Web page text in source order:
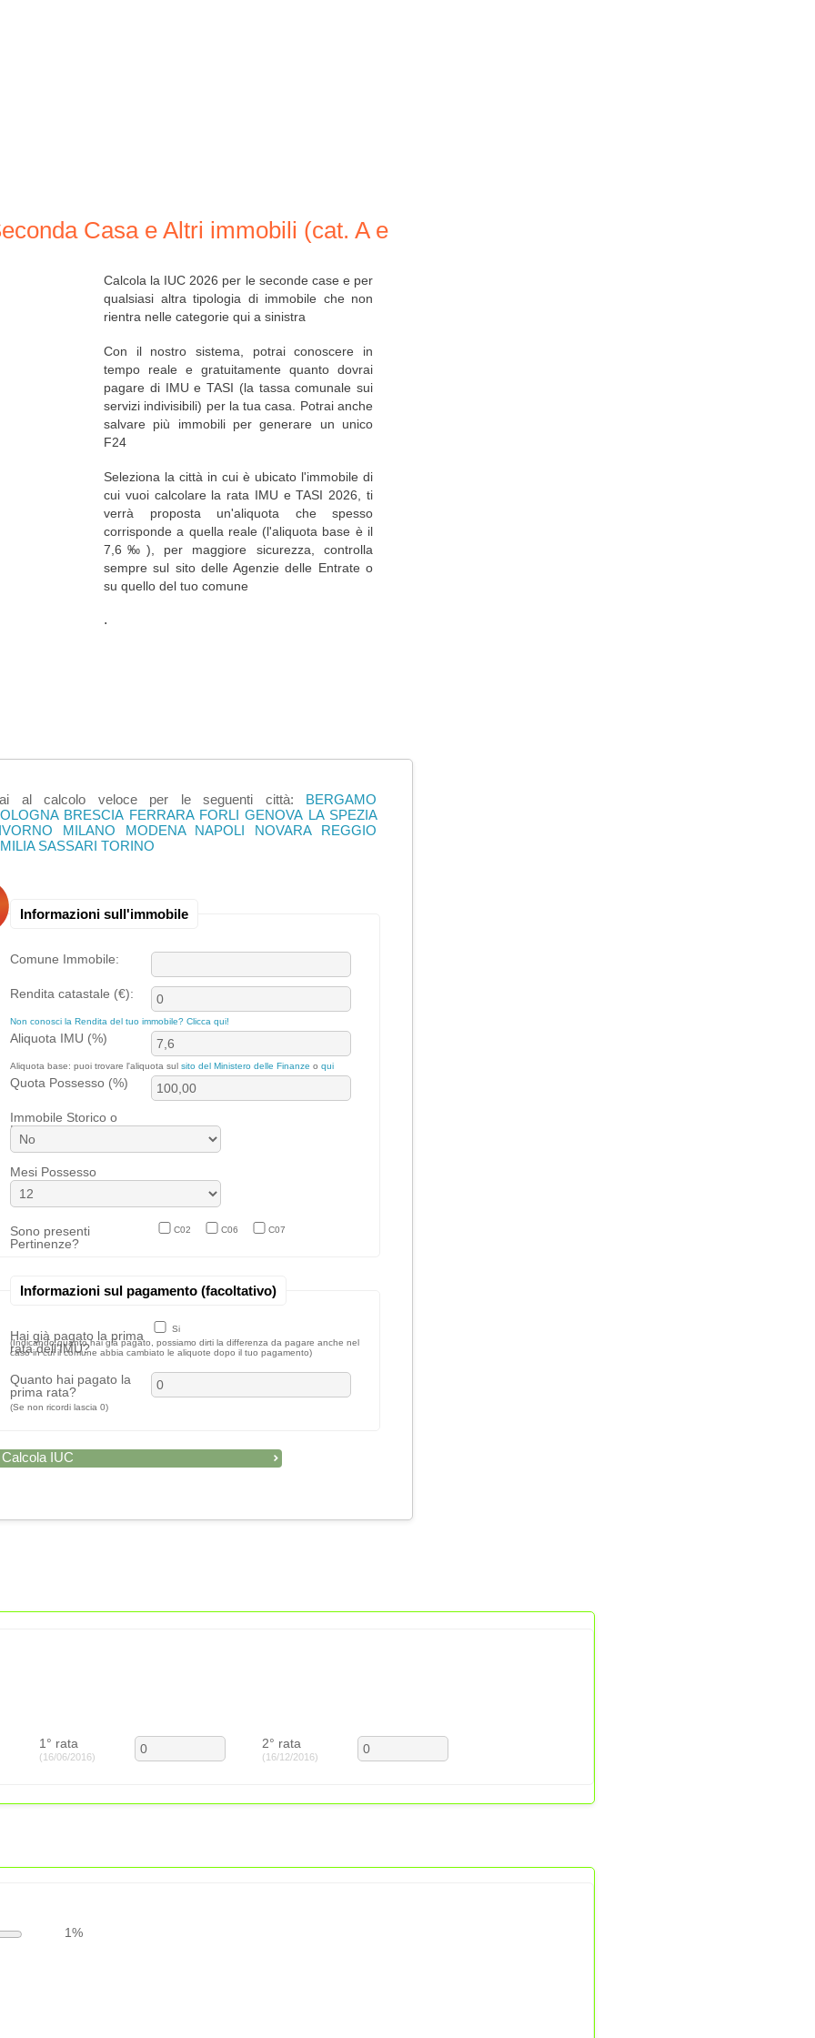
Casa e Altri immobili (cat. A e
Calcola la IUC 2026 per le seconde case e per
qualsiasi altra tipologia di immobile che non
rientra nelle categorie qui a sinistra
Con il nostro sistema, potrai conoscere in
tempo reale e gratuitamente quanto dovrai
pagare di IMU e TASI (la tassa comunale sui
servizi indivisibili) per la tua casa. Potrai anche
salvare più immobili per generare un unico
F24
Seleziona la città in cui è ubicato l'immobile di
cui vuoi calcolare la rata IMU e TASI 2026, ti
verrà proposta un'aliquota che spesso
corrisponde a quella reale (l'aliquota base è il
7,6‰), per maggiore sicurezza, controlla
sempre sul sito delle Agenzie delle Entrate o
su quello del tuo comune
.
al calcolo veloce per le seguenti città: BERGAMO
BRESCIA FERRARA FORLI GENOVA LA SPEZIA
MILANO MODENA NAPOLI NOVARA
REGGIO
SASSARI TORINO
Informazioni sull'immobile
Comune Immobile:
Rendita catastale (€):
Non conosci la Rendita del tuo immobile? Clicca qui!
Aliquota IMU (%)
Aliquota base: puoi trovare l'aliquota sul sito del Ministero delle Finanze o qui
Quota Possesso (%)
Immobile Storico o
Inagibile
Mesi Possesso
Sono presenti
Pertinenze?
C02 C06 C07
Informazioni sul pagamento (facoltativo)
Hai già pagato la prima
rata dell'IMU?
Si
(Indicando quanto hai già pagato, possiamo dirti la differenza da pagare anche nel
caso in cui il comune abbia cambiato le aliquote dopo il tuo pagamento)
Quanto hai pagato la
prima rata?
(Se non ricordi lascia 0)
Calcola IUC
1° rata
(16/06/2016)
2° rata
(16/12/2016)